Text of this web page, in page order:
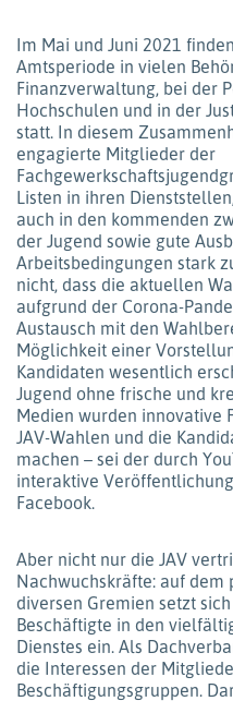
Im Mai und Juni 2021
Amtsperiode in vielen
Finanzverwaltung, bei der
Hochschulen und in der
statt. In diesem
engagierte Mitglieder der
Listen in ihren
auch in den kommenden
der Jugend sowie gute
Arbeitsbedingungen stark
nicht, dass die aktuellen
aufgrund der Corona-
Austausch mit den
Möglichkeit einer
Kandidaten wesentlich
Jugend ohne frische und
Medien wurden innovative
JAV-Wahlen und die
machen – sei der durch
interaktive
Facebook.
Aber nicht nur die JAV
Nachwuchskräfte: auf dem
diversen Gremien setzt
Beschäftigte in den
Dienstes ein. Als
die Interessen der
Beschäftigungsgruppen.